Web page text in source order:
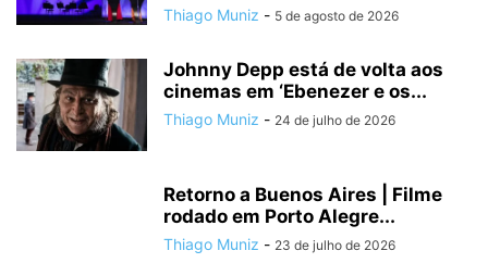
Thiago Muniz - 5 de agosto de 2026
Johnny Depp está de volta aos
cinemas em ‘Ebenezer e os...
Thiago Muniz - 24 de julho de 2026
Retorno a Buenos Aires | Filme
rodado em Porto Alegre...
Thiago Muniz - 23 de julho de 2026